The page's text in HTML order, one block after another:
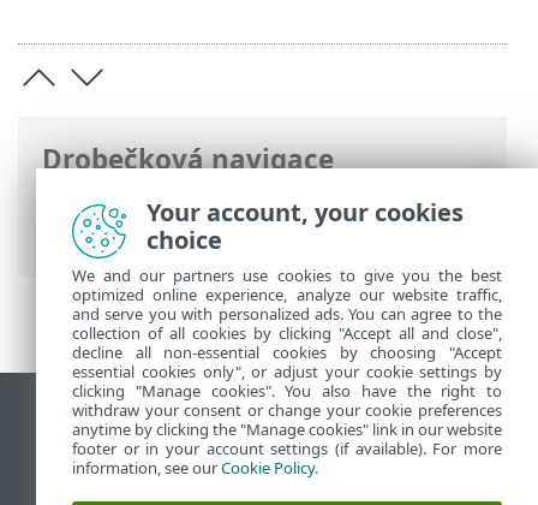
Drobečková navigace
ESET Online nápověda> ESET VPN>ESET
VPN pro router> Deaktivace
Zobrazit verzi pro počítač
End of Life
ESET Databáze znalostí
Your account, your cookies
choice
We and our partners use cookies to give you the best
optimized online experience, analyze our website traffic,
and serve you with personalized ads. You can agree to the
collection of all cookies by clicking "Accept all and close",
decline all non-essential cookies by choosing "Accept
essential cookies only", or adjust your cookie settings by
clicking "Manage cookies". You also have the right to
withdraw your consent or change your cookie preferences
anytime by clicking the "Manage cookies" link in our website
footer or in your account settings (if available). For more
information, see ourCookie Policy.